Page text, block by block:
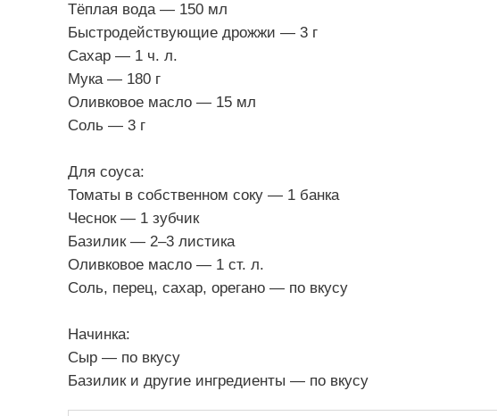
Тёплая вода — 150 мл
Быстродействующие дрожжи — 3 г
Сахар — 1 ч. л.
Мука — 180 г
Оливковое масло — 15 мл
Соль — 3 г
Для соуса:
Томаты в собственном соку — 1 банка
Чеснок — 1 зубчик
Базилик — 2–3 листика
Оливковое масло — 1 ст. л.
Соль, перец, сахар, орегано — по вкусу
Начинка:
Сыр — по вкусу
Базилик и другие ингредиенты — по вкусу